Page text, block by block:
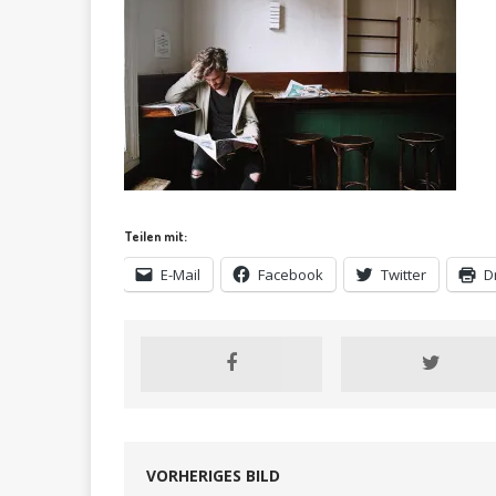
Teilen mit:
E-Mail Facebook Twitter
VORHERIGES BILD